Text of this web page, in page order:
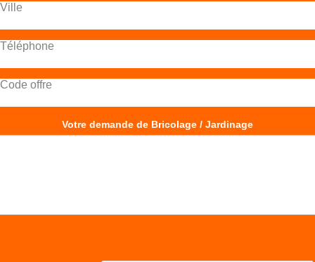
Ville
Téléphone
Code offre
Votre demande de Bricolage / Jardinage